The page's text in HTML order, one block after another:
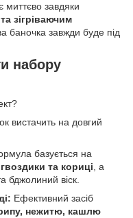
миттєво завдяки
зігріваючим
баночка завжди буде під
набору
вистачить на довгий
базується на
та кориці , а
бджолиний віск.
Ефективний засіб
нежитю, кашлю